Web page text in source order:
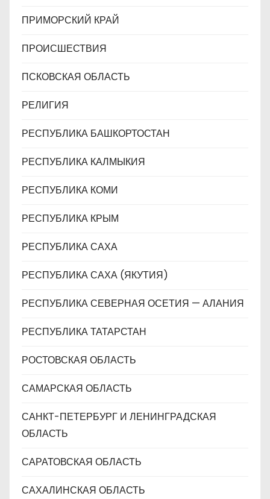
ПРИМОРСКИЙ КРАЙ
ПРОИСШЕСТВИЯ
ПСКОВСКАЯ ОБЛАСТЬ
РЕЛИГИЯ
РЕСПУБЛИКА БАШКОРТОСТАН
РЕСПУБЛИКА КАЛМЫКИЯ
РЕСПУБЛИКА КОМИ
РЕСПУБЛИКА КРЫМ
РЕСПУБЛИКА САХА
РЕСПУБЛИКА САХА (ЯКУТИЯ)
РЕСПУБЛИКА СЕВЕРНАЯ ОСЕТИЯ — АЛАНИЯ
РЕСПУБЛИКА ТАТАРСТАН
РОСТОВСКАЯ ОБЛАСТЬ
САМАРСКАЯ ОБЛАСТЬ
САНКТ-ПЕТЕРБУРГ И ЛЕНИНГРАДСКАЯ
ОБЛАСТЬ
САРАТОВСКАЯ ОБЛАСТЬ
САХАЛИНСКАЯ ОБЛАСТЬ